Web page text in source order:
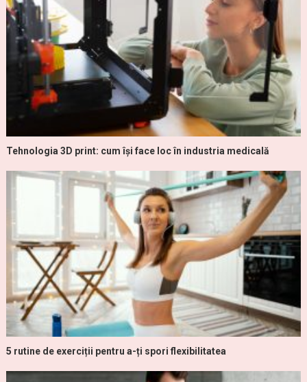
Tehnologia 3D print: cum își face loc în industria medicală
5 rutine de exerciții pentru a-ți spori flexibilitatea